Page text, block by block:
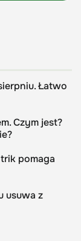
Łatwo
Czym jest?
pomaga
usuwa z